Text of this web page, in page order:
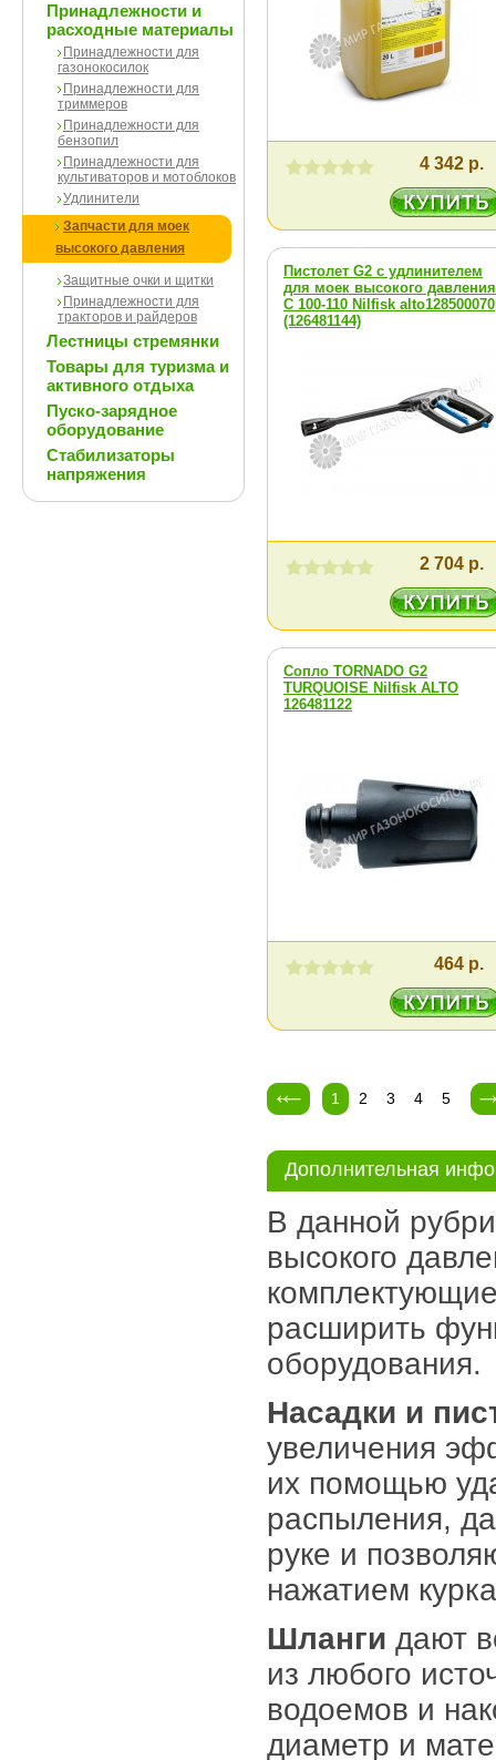
Принадлежности и
расходные материалы
Принадлежности для
газонокосилок
Принадлежности для
триммеров
Принадлежности для
бензопил
Принадлежности для
культиваторов и мотоблоков
Удлинители
Запчасти для моек
высокого давления
Защитные очки и щитки
Принадлежности для
тракторов и райдеров
Лестницы стремянки
Товары для туризма и
активного отдыха
Пуско-зарядное
оборудование
Стабилизаторы
напряжения
4 342 р.
Пистолет G2 с удлинителем
для моек высокого давления
С 100-110 Nilfisk alto128500070
(126481144)
2 704 р.
Сопло TORNADO G2
TURQUOISE Nilfisk ALTO
126481122
464 р.
1 2 3 4 5
Дополнительная
В данной
высокого
расширить
оборудования.
Насадки и
увеличения
их помощью
распыления,
руке и
нажатием
Шланги дают
из любого
водоемов и
диаметр и